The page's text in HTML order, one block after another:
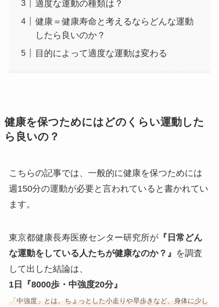
適度な運動の種類は？
健康＝健康寿命と考えるならどんな運動
したら良いのか？
目的によって適度な運動は変わる
健康を保つためにはどのくらい運動した
ら良いの？
こちらの記事では、一般的に健康を保つためには
週150分の運動が必要と言われていると書かれてい
ます。
東京都健康長寿医療センター研究所が『日常どん
な運動をしている人たちが健康なのか？』 を調査
して出した結論は、
1日『8000歩・中強度20分』
「中強度」とは、ちょっとした小走りや早歩きなど、身体に少し